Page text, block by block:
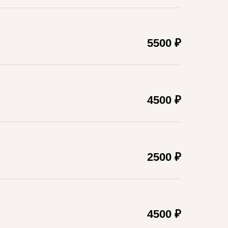
5500 ₽
4500 ₽
2500 ₽
4500 ₽